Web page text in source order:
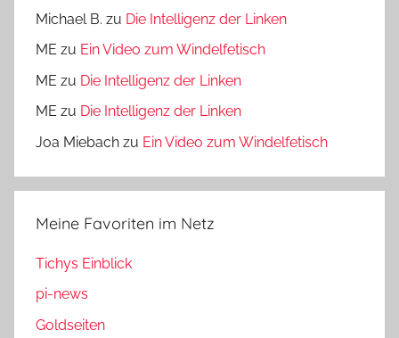
Michael B. zu Die Intelligenz der Linken
ME zu Ein Video zum Windelfetisch
ME zu Die Intelligenz der Linken
ME zu Die Intelligenz der Linken
Joa Miebach zu Ein Video zum Windelfetisch
Meine Favoriten im Netz
Tichys Einblick
pi-news
Goldseiten